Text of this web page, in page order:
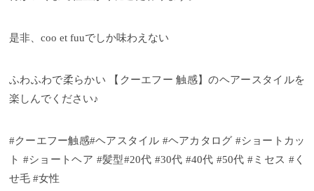
是非、coo et fuuでしか味わえない
ふわふわで柔らかい 【クーエフー 触感】のヘアースタイルを
楽しんでください♪
#クーエフー触感#ヘアスタイル #ヘアカタログ #ショートカッ
ト #ショートヘア #髪型#20代 #30代 #40代 #50代 #ミセス #く
せ毛 #女性